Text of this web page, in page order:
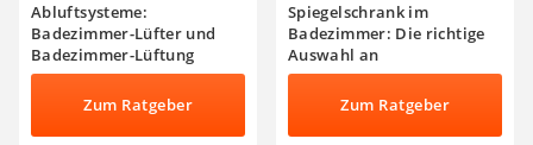
Abluftsysteme:
Badezimmer-Lüfter und
Badezimmer-Lüftung
Zum Ratgeber
Spiegelschrank im
Badezimmer: Die richtige
Auswahl an
Spiegelschränken
Zum Ratgeber